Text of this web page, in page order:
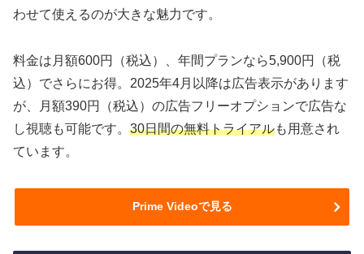
わせて使えるのが大きな魅力です。
料金は月額600円（税込）、年間プランなら5,900円（税
込）でさらにお得。2025年4月以降は広告表示があります
が、月額390円（税込）の広告フリーオプションで広告な
し視聴も可能です。 30日間の無料トライアルも用意され
ています。
Prime Videoで見る